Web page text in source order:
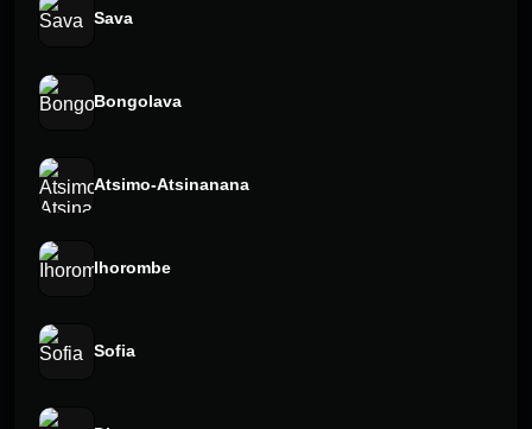
Sava
Bongolava
Atsimo-Atsinanana
Ihorombe
Sofia